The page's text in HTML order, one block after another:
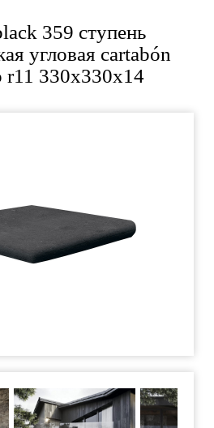
359 ступень
угловая cartabón
r11 330x330x14